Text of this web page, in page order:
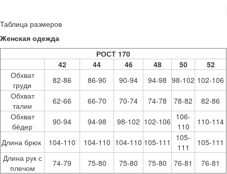
Таблица размеров
Женская одежда
РОСТ 170
42
44 46 48 50
52
Обхват
груди
82-86 86-90 90-94 94-98 98-102 102-106
Обхват
талии
62-66 66-70 70-74 74-78 78-82
82-86
Обхват
бёдер
90-94 94-98 98-102 102-106 106-
110
110-114
Длина брюк 104-110 104-110 104-110 105-111
105-
111
105-111
Длина рук с
плечом
74-79 75-80 75-80 75-80 76-81
76-81